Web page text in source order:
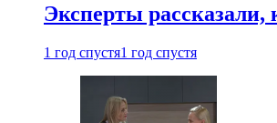
Эксперты рассказали,
1 год спустя1 год спустя